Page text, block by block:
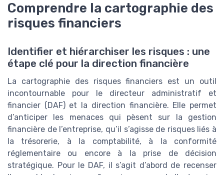
Comprendre la cartographie des
risques financiers
Identifier et hiérarchiser les risques : une
étape clé pour la direction financière
La cartographie des risques financiers est un outil
incontournable pour le directeur administratif et
financier (DAF) et la direction financière. Elle permet
d’anticiper les menaces qui pèsent sur la gestion
financière de l’entreprise, qu’il s’agisse de risques liés à
la trésorerie, à la comptabilité, à la conformité
réglementaire ou encore à la prise de décision
stratégique. Pour le DAF, il s’agit d’abord de recenser